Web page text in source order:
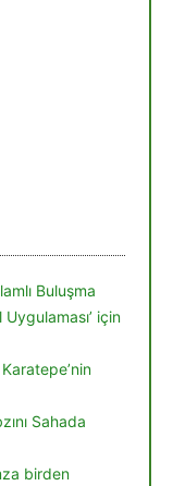
Buluşma
Uygulaması’ için
Sahada
birden